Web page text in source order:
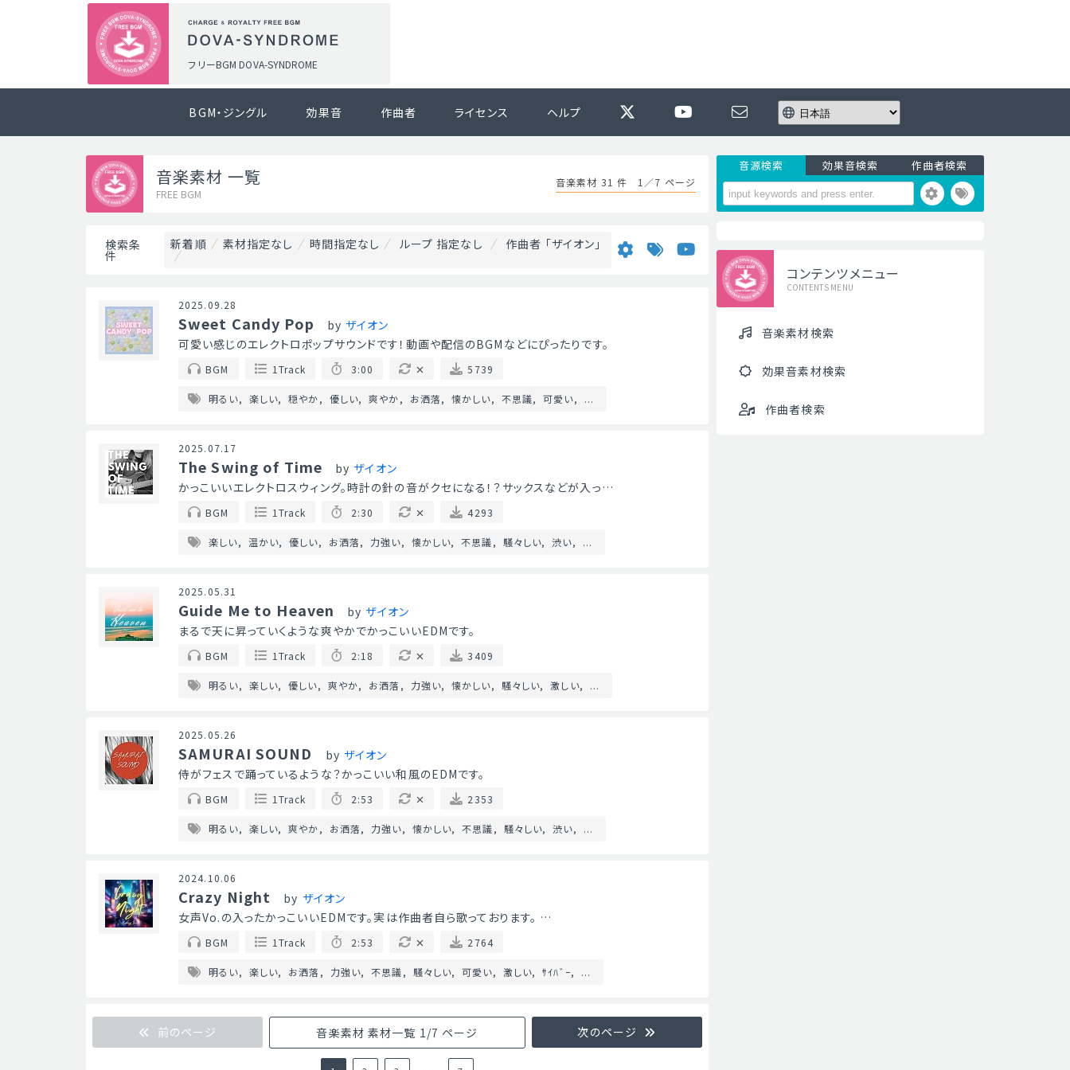
フリーBGM DOVA-SYNDROME
BGM・ジングル 効果音 作曲者 ライセンス ヘルプ
音楽素材 一覧
FREE BGM
音楽素材 31 件 1／7 ページ
検索条
件
新着順 素材指定なし 時間指定なし ループ 指定なし 作曲者 「ザイオン」
2025.09.28
Sweet Candy Pop by ザイオン
可愛い感じのエレクトロポップサウンドです！動画や配信のBGMなどにぴったりです。
BGM 1Track 3:00 5739
明るい 楽しい 穏やか 優しい 爽やか お洒落 懐かしい 不思議 可愛い ...
2025.07.17
The Swing of Time by ザイオン
かっこいいエレクトロスウィング。時計の針の音がクセになる！？サックスなどが入っ…
BGM 1Track 2:30 4293
楽しい 温かい 優しい お洒落 力強い 懐かしい 不思議 騒々しい 渋い ...
2025.05.31
Guide Me to Heaven by ザイオン
まるで天に昇っていくような爽やかでかっこいいEDMです。
BGM 1Track 2:18 3409
明るい 楽しい 優しい 爽やか お洒落 力強い 懐かしい 騒々しい 激しい ...
2025.05.26
SAMURAI SOUND by ザイオン
侍がフェスで踊っているような？かっこいい和風のEDMです。
BGM 1Track 2:53 2353
明るい 楽しい 爽やか お洒落 力強い 懐かしい 不思議 騒々しい 渋い ...
2024.10.06
Crazy Night by ザイオン
女声Vo.の入ったかっこいいEDMです。実は作曲者自ら歌っております。 …
BGM 1Track 2:53 2764
明るい 楽しい お洒落 力強い 不思議 騒々しい 可愛い 激しい ｻｲﾊﾞｰ ...
前のページ 音楽素材 素材一覧 1/7 ページ 次のページ
音源検索 効果音検索 作曲者検索
コンテンツメニュー
CONTENTS MENU
音楽素材検索
効果音素材検索
作曲者検索